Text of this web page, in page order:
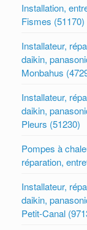
Installation,
Fismes (51170)
Installateur,
daikin,
Monbahus
Installateur,
daikin,
Pleurs (51230)
Pompes à
réparation,
Installateur,
daikin,
Petit-Canal